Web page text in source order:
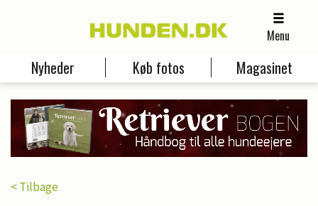
Menu
Nyheder Køb fotos Magasinet
< Tilbage